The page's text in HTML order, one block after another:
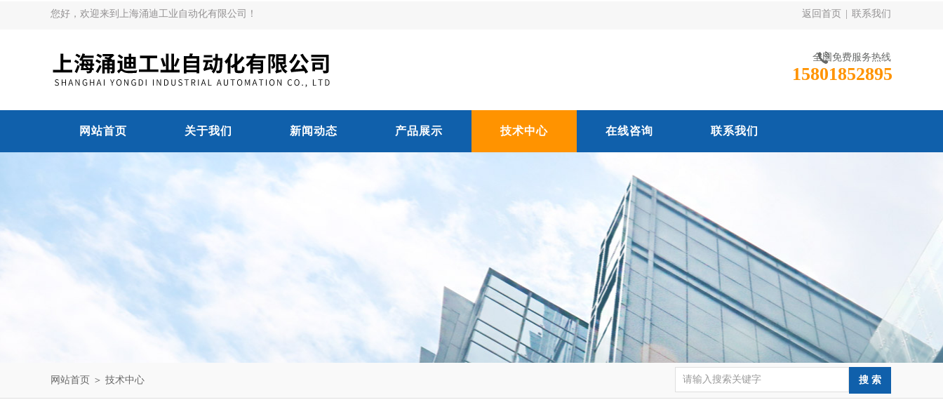
您好，欢迎来到上海涌迪工业自动化有限公司！ 返回首页 联系我们
全国免费服务热线
15801852895
网站首页 关于我们 新闻动态 产品展示 技术中心 在线咨询 联系我们
网站首页 ＞ 技术中心